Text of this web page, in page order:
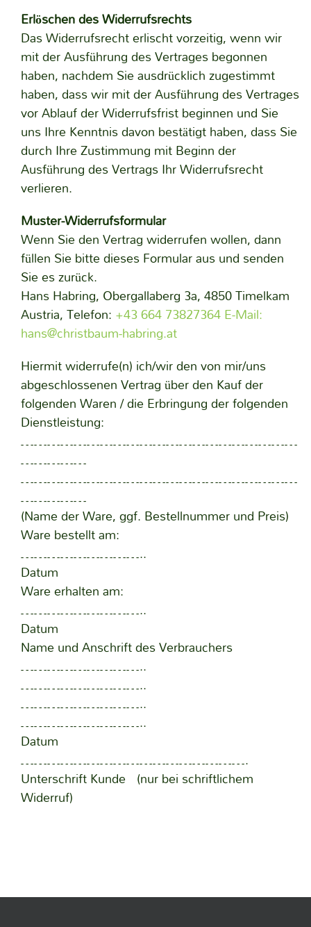
Erlöschen des Widerrufsrechts
Das Widerrufsrecht erlischt vorzeitig, wenn wir
mit der Ausführung des Vertrages begonnen
haben, nachdem Sie ausdrücklich zugestimmt
haben, dass wir mit der Ausführung des Vertrages
vor Ablauf der Widerrufsfrist beginnen und Sie
uns Ihre Kenntnis davon bestätigt haben, dass Sie
durch Ihre Zustimmung mit Beginn der
Ausführung des Vertrags Ihr Widerrufsrecht
verlieren.
Muster-Widerrufsformular
Wenn Sie den Vertrag widerrufen wollen, dann
füllen Sie bitte dieses Formular aus und senden
Sie es zurück.
Hans Habring, Obergallaberg 3a, 4850 Timelkam
Austria, Telefon:+43 664 73827364E-Mail:
hans@christbaum-habring.at
Hiermit widerrufe(n) ich/wir den von mir/uns
abgeschlossenen Vertrag über den Kauf der
folgenden Waren / die Erbringung der folgenden
Dienstleistung:
………………………………………………………
……………
………………………………………………………
……………
(Name der Ware, ggf. Bestellnummer und Preis)
Ware bestellt am:
………………………..
Datum
Ware erhalten am:
………………………..
Datum
Name und Anschrift des Verbrauchers
………………………..
………………………..
………………………..
………………………..
Datum
…………………………………………….
Unterschrift Kunde (nur bei schriftlichem
Widerruf)